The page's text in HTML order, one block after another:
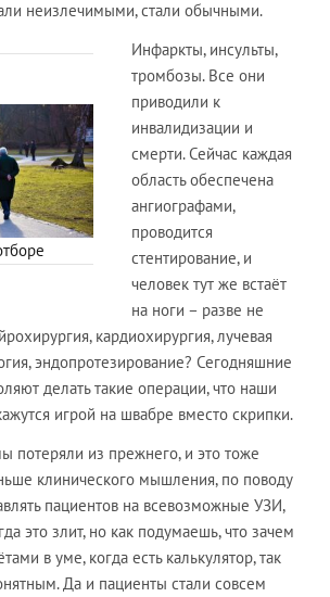
неизлечимыми, стали обычными.
Инфаркты, инсульты,
тромбозы. Все они
приводили к
инвалидизации и
смерти. Сейчас каждая
область обеспечена
ангиографами,
проводится
стентирование, и
человек тут же встаёт
на ноги – разве не
кардиохирургия, лучевая
эндопротезирование? Сегодняшние
делать такие операции, что наши
игрой на швабре вместо скрипки.
потеряли из прежнего, и это тоже
клинического мышления, по поводу
пациентов на всевозможные УЗИ,
это злит, но как подумаешь, что зачем
в уме, когда есть калькулятор, так
Да и пациенты стали совсем